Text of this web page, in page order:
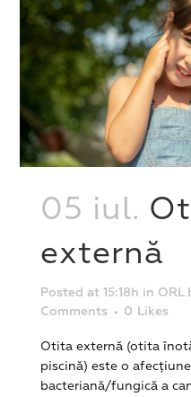
05 iul.
externă
Posted at 15:18h in ORL
Comments
0 Likes
Otita externă (otita
piscină) este o
bacteriană/fungică a